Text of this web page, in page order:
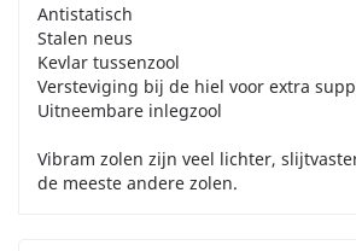
Antistatisch
Stalen neus
Kevlar tussenzool
Versteviging bij de hiel voor extra
Uitneembare inlegzool
Vibram zolen zijn veel lichter,
de meeste andere zolen.